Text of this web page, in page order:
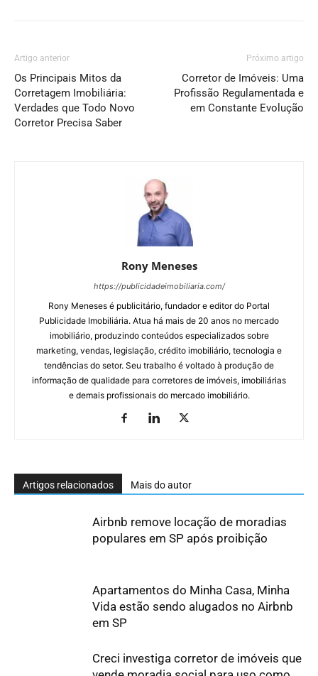
Artigo anterior
Os Principais Mitos da
Corretagem Imobiliária:
Verdades que Todo Novo
Corretor Precisa Saber
Próximo artigo
Corretor de Imóveis: Uma
Profissão Regulamentada e
em Constante Evolução
Rony Meneses
https://publicidadeimobiliaria.com/
Rony Meneses é publicitário, fundador e editor do Portal
Publicidade Imobiliária. Atua há mais de 20 anos no mercado
imobiliário, produzindo conteúdos especializados sobre
marketing, vendas, legislação, crédito imobiliário, tecnologia e
tendências do setor. Seu trabalho é voltado à produção de
informação de qualidade para corretores de imóveis, imobiliárias
e demais profissionais do mercado imobiliário.
Artigos relacionados Mais do autor
Airbnb remove locação de moradias
populares em SP após proibição
Apartamentos do Minha Casa, Minha
Vida estão sendo alugados no Airbnb
em SP
Creci investiga corretor de imóveis que